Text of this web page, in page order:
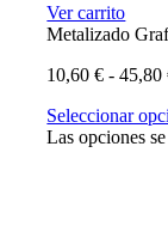
Ver carrito
Metalizado
10,60€ - 45,80
Seleccionar
Las opciones